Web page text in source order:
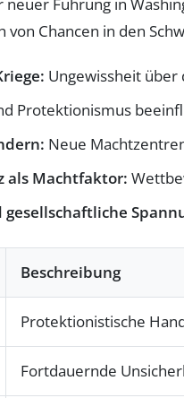
von Chancen in den
Ungewissheit über
Protektionismus
Neue
als Machtfaktor:
Beschreibung
Protektionistische
Fortdauernde